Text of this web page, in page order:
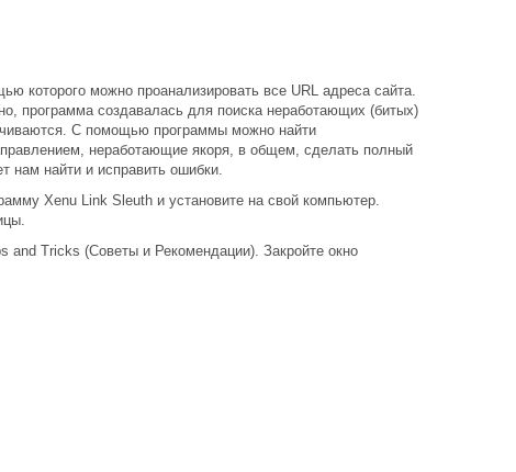
которого можно проанализировать все URL адреса сайта.
программа создавалась для поиска неработающих (битых)
С помощью программы можно найти
неработающие якоря, в общем, сделать полный
нам найти и исправить ошибки.
Xenu Link Sleuth и установите на свой компьютер.
and Tricks (Советы и Рекомендации). Закройте окно